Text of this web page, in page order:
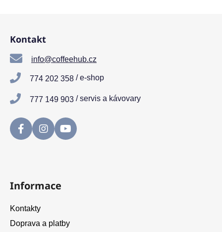
Kontakt
info@coffeehub.cz
774 202 358 / e-shop
777 149 903 / servis a kávovary
Informace
Kontakty
Doprava a platby